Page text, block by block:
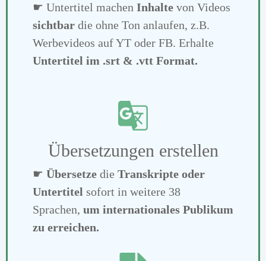
☛ Untertitel machen Inhalte von Videos
sichtbar die ohne Ton anlaufen, z.B.
Werbevideos auf YT oder FB. Erhalte
Untertitel im .srt & .vtt Format.
Übersetzungen erstellen
☛ Übersetze die Transkripte oder
Untertitel sofort in weitere 38
Sprachen, um internationales Publikum
zu erreichen.